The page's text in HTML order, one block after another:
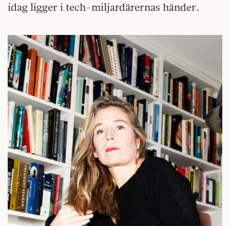
idag ligger i tech-miljardärernas händer.